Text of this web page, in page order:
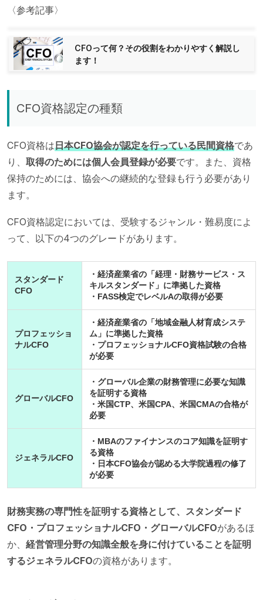
〈参考記事〉
CFOって何？その役割をわかりやすく解説し
ます！
CFO資格認定の種類
CFO資格は日本CFO協会が認定を行っている民間資格であ
り、 取得のためには個人会員登録が必要です。また、資格
保持のためには、協会への継続的な登録も行う必要があり
ます。
CFO資格認定においては、受験するジャンル・難易度によ
って、以下の4つのグレードがあります。
スタンダード
CFO
・経済産業省の「経理・財務サービス・ス
キルスタンダード」に準拠した資格
・FASS検定でレベルAの取得が必要
プロフェッショ
ナルCFO
・経済産業省の「地域金融人材育成システ
ム」に準拠した資格
・プロフェッショナルCFO資格試験の合格
が必要
グローバルCFO
・グローバル企業の財務管理に必要な知識
を証明する資格
・米国CTP、米国CPA、米国CMAの合格が
必要
ジェネラルCFO
・MBAのファイナンスのコア知識を証明す
る資格
・日本CFO協会が認める大学院過程の修了
が必要
財務実務の専門性を証明する資格として、スタンダード
CFO・プロフェッショナルCFO・グローバルCFOがあるほ
か、 経営管理分野の知識全般を身に付けていることを証明
するジェネラルCFOの資格があります。